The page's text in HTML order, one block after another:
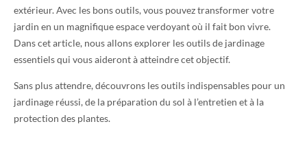
extérieur. Avec les bons outils, vous pouvez transformer votre
jardin en un magnifique espace verdoyant où il fait bon vivre.
Dans cet article, nous allons explorer les outils de jardinage
essentiels qui vous aideront à atteindre cet objectif.
Sans plus attendre, découvrons les outils indispensables pour un
jardinage réussi, de la préparation du sol à l’entretien et à la
protection des plantes.